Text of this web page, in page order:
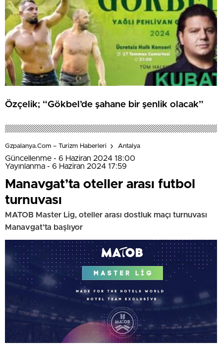
Özçelik; “Gökbel’de şahane bir şenlik olacak”
Gzpalanya.com – Turizm Haberleri Antalya
Güncellenme - 6 Haziran 2024 18:00
Yayınlanma - 6 Haziran 2024 17:59
Manavgat’ta oteller arası futbol
turnuvası
MATOB Master Lig, oteller arası dostluk maçı turnuvası
Manavgat’ta başlıyor